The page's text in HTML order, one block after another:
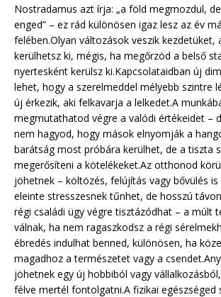
Nostradamus azt írja: „a föld megmozdul,
enged” – ez rád különösen igaz lesz az év
felében.Olyan változások veszik kezdetüket,
kerülhetsz ki, mégis, ha megőrzöd a belső
nyertesként kerülsz ki.Kapcsolataidban új
lehet, hogy a szerelmeddel mélyebb szintre
új érkezik, aki felkavarja a lelkedet.A
megmutathatod végre a valódi értékeidet –
nem hagyod, hogy mások elnyomják a
barátság most próbára kerülhet, de a tiszta
megerősíteni a kötelékeket.Az otthonod
jöhetnek – költözés, felújítás vagy bővülés
eleinte stresszesnek tűnhet, de hosszú
régi családi ügy végre tisztázódhat – a múlt
válnak, ha nem ragaszkodsz a régi
ébredés indulhat benned, különösen, ha
magadhoz a természetet vagy a
jöhetnek egy új hobbiból vagy
félve mertél fontolgatni.A fizikai egészséged